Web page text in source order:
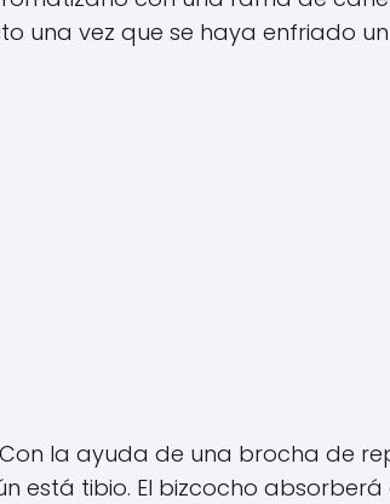
una vez que se haya enfriado
la ayuda de una brocha de
está tibio. El bizcocho